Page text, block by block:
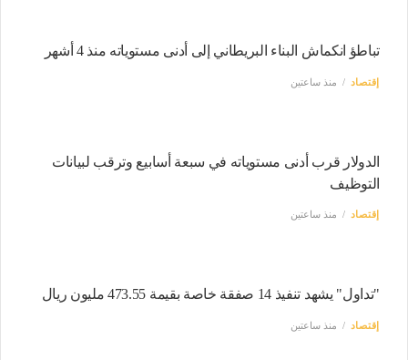
تباطؤ انكماش البناء البريطاني إلى أدنى مستوياته منذ 4 أشهر
إقتصاد منذ ساعتين
الدولار قرب أدنى مستوياته في سبعة أسابيع وترقب لبيانات
التوظيف
إقتصاد منذ ساعتين
"تداول" يشهد تنفيذ 14 صفقة خاصة بقيمة 473.55 مليون ريال
إقتصاد منذ ساعتين